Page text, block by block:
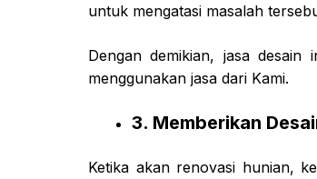
untuk mengatasi masalah
Dengan demikian, jasa
menggunakan jasa dari Kami.
3. Memberikan
Ketika akan renovasi hunian,